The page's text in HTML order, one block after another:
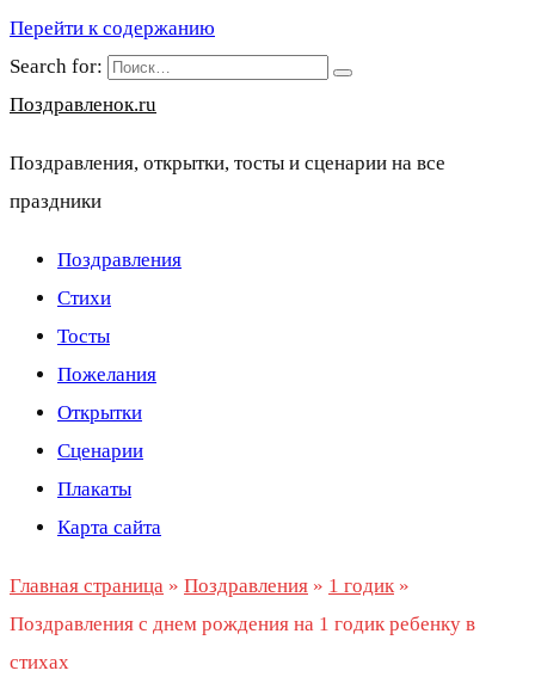
Перейти к содержанию
Search for:
Поздравленок.ru
Поздравления, открытки, тосты и сценарии на все
праздники
Поздравления
Стихи
Тосты
Пожелания
Открытки
Сценарии
Плакаты
Карта сайта
Главная страница » Поздравления » 1 годик »
Поздравления с днем рождения на 1 годик ребенку в
стихах